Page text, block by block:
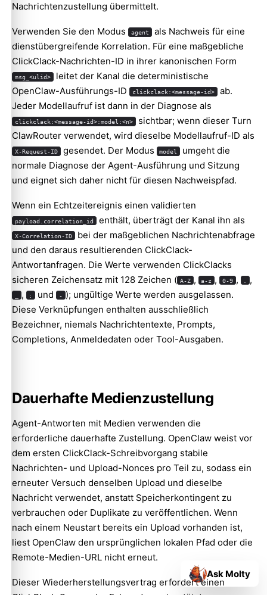
Nachrichtenzustellung übermittelt.
Verwenden Sie den Modus agent als Nachweis für eine
dienstübergreifende Korrelation. Für eine maßgebliche
ClickClack-Nachrichten-ID in ihrer kanonischen Form
msg_<ulid> leitet der Kanal die deterministische
OpenClaw-Ausführungs-ID
clickclack:<message-id> ab.
Jeder Modellaufruf ist dann in der Diagnose als
clickclack:<message-id>:model:<n> sichtbar; wenn dieser Turn
ClawRouter verwendet, wird dieselbe Modellaufruf-ID als
X-Request-ID gesendet. Der Modus model
umgeht die
normale Diagnose der Agent-Ausführung und Sitzung
und eignet sich daher nicht für diesen Nachweispfad.
Wenn ein Echtzeitereignis einen validierten
payload.correlation_id enthält, überträgt der Kanal ihn als
X-Correlation-ID bei der maßgeblichen Nachrichtenabfrage
und den daraus resultierenden ClickClack-
Antwortanfragen. Die Werte verwenden ClickClacks
sicheren Zeichensatz mit 128 Zeichen ( A-Z , a-z , 0-9 , ,
, : und - ); ungültige Werte werden ausgelassen.
Diese Verknüpfungen enthalten ausschließlich
Bezeichner, niemals Nachrichtentexte, Prompts,
Completions, Anmeldedaten oder Tool-Ausgaben.
Dauerhafte Medienzustellung
Agent-Antworten mit Medien verwenden die
erforderliche dauerhafte Zustellung. OpenClaw weist vor
dem ersten ClickClack-Schreibvorgang stabile
Nachrichten- und Upload-Nonces pro Teil zu, sodass ein
erneuter Versuch denselben Upload und dieselbe
Nachricht verwendet, anstatt Speicherkontingent zu
verbrauchen oder Duplikate zu veröffentlichen. Wenn
nach einem Neustart bereits ein Upload vorhanden ist,
liest OpenClaw den ursprünglichen lokalen Pfad oder die
Remote-Medien-URL nicht erneut.
Dieser Wiederherstellungsvertrag erfordert einen
Ask Molty
Molty